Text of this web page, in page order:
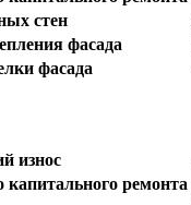
стен
фасада
фасада
износ
капитального ремонта